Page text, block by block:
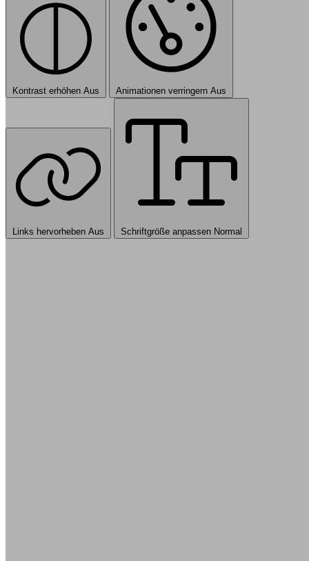
Kontrast erhöhen Aus Animationen verringern Aus
Links hervorheben Aus Schriftgröße anpassen Normal